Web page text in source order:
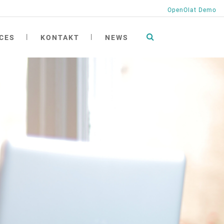
OpenOlat Demo
academy
KONTAKT NEWS